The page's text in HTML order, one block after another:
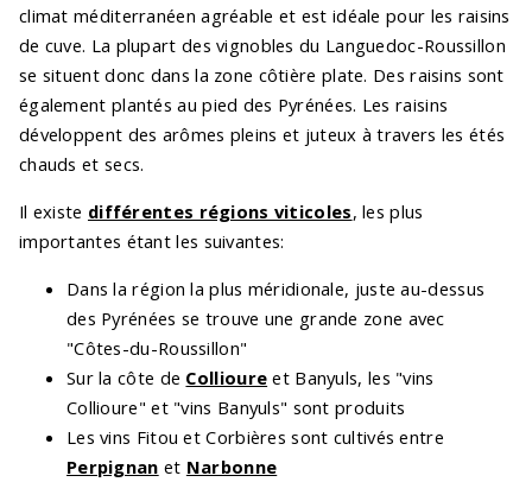
climat méditerranéen agréable et est idéale pour les raisins
de cuve. La plupart des vignobles du Languedoc-Roussillon
se situent donc dans la zone côtière plate. Des raisins sont
également plantés au pied des Pyrénées. Les raisins
développent des arômes pleins et juteux à travers les étés
chauds et secs.
Il existe différentes régions viticoles, les plus
importantes étant les suivantes:
Dans la région la plus méridionale, juste au-dessus
des Pyrénées se trouve une grande zone avec
"Côtes-du-Roussillon"
Sur la côte de Collioure et Banyuls, les "vins
Collioure" et "vins Banyuls" sont produits
Les vins Fitou et Corbières sont cultivés entre
Perpignan et Narbonne